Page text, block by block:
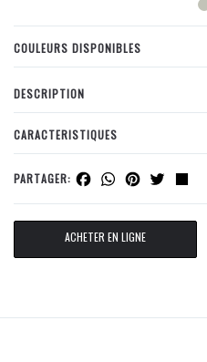
COULEURS DISPONIBLES
DESCRIPTION
CARACTERISTIQUES
PARTAGER: Facebook
WhatsApp
ACHETER EN LIGNE